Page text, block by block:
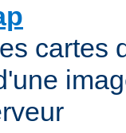
cartes